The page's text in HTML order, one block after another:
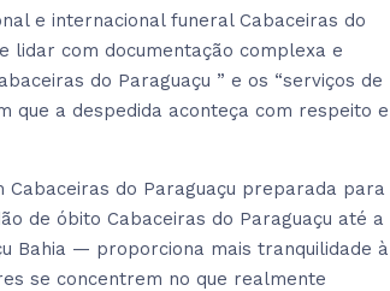
e internacional funeral Cabaceiras do
lidar com documentação complexa e
do Paraguaçu ” e os “serviços de
que a despedida aconteça com respeito e
do Paraguaçu preparada para
de óbito Cabaceiras do Paraguaçu até a
Bahia — proporciona mais tranquilidade à
se concentrem no que realmente